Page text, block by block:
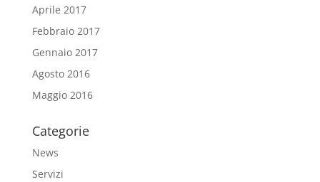
Aprile 2017
Febbraio 2017
Gennaio 2017
Agosto 2016
Maggio 2016
Categorie
News
Servizi